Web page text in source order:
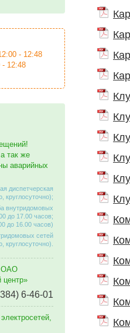
- 12:48
- 12:48
так же
аварийных
диспетчерская
круглосуточно);
внутридомовых
до 17.00 часов;
до 16.00 часов)
сетей
круглосуточно).
ОАО
центр»
6-46-01